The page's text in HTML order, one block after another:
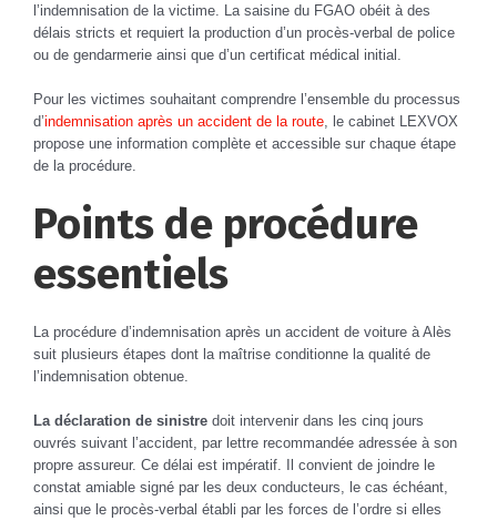
l’indemnisation de la victime. La saisine du FGAO obéit à des
délais stricts et requiert la production d’un procès-verbal de police
ou de gendarmerie ainsi que d’un certificat médical initial.
Pour les victimes souhaitant comprendre l’ensemble du processus
d’indemnisation après un accident de la route , le cabinet LEXVOX
propose une information complète et accessible sur chaque étape
de la procédure.
Points de procédure
essentiels
La procédure d’indemnisation après un accident de voiture à Alès
suit plusieurs étapes dont la maîtrise conditionne la qualité de
l’indemnisation obtenue.
La déclaration de sinistre doit intervenir dans les cinq jours
ouvrés suivant l’accident, par lettre recommandée adressée à son
propre assureur. Ce délai est impératif. Il convient de joindre le
constat amiable signé par les deux conducteurs, le cas échéant,
ainsi que le procès-verbal établi par les forces de l’ordre si elles